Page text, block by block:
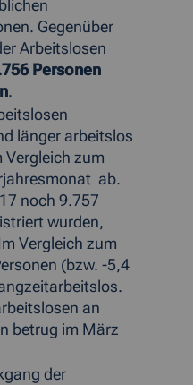
Gegenüber
Arbeitslosen
Personen
.
länger arbeitslos
Vergleich zum
ab.
noch 9.757
wurden,
Vergleich zum
(bzw. -5,4
an
betrug im März
der